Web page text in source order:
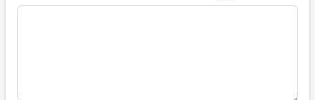
■そのほか、病院なびの改善すべき点や要望などがござい